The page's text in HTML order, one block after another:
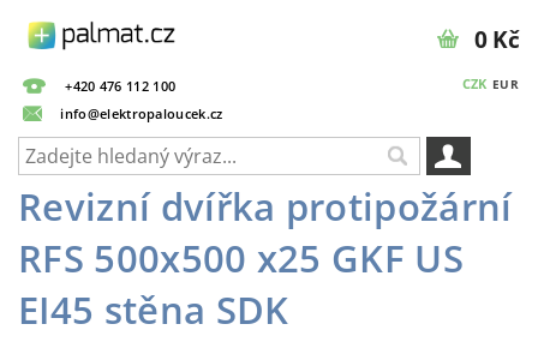
+420 476 112 100
info@elektropaloucek.cz
CZK EUR
0 Kč
Revizní dvířka protipožární
RFS 500x500 x25 GKF US
EI45 stěna SDK